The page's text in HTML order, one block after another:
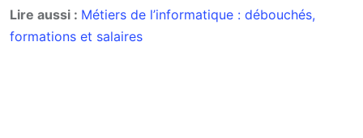
Lire aussi : Métiers de l’informatique : débouchés,
formations et salaires